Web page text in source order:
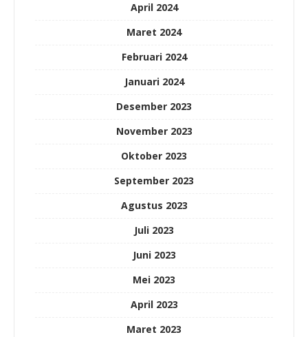
April 2024
Maret 2024
Februari 2024
Januari 2024
Desember 2023
November 2023
Oktober 2023
September 2023
Agustus 2023
Juli 2023
Juni 2023
Mei 2023
April 2023
Maret 2023